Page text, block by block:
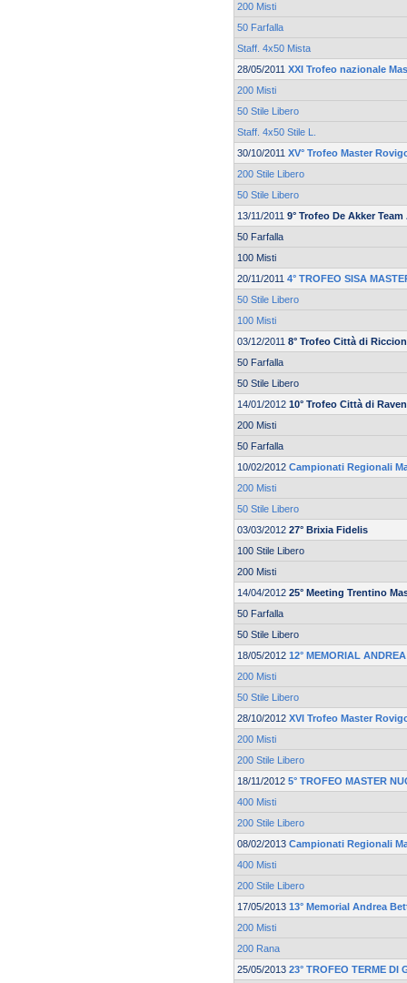
200 Misti
50 Farfalla
Staff. 4x50 Mista
28/05/2011 XXI Trofeo nazionale
200 Misti
50 Stile Libero
Staff. 4x50 Stile L.
30/10/2011 XV° Trofeo Master
200 Stile Libero
50 Stile Libero
13/11/2011 9° Trofeo De Akker Team
50 Farfalla
100 Misti
20/11/2011 4° TROFEO SISA
50 Stile Libero
100 Misti
03/12/2011 8° Trofeo Città di
50 Farfalla
50 Stile Libero
14/01/2012 10° Trofeo Città di
200 Misti
50 Farfalla
10/02/2012 Campionati Regionali
200 Misti
50 Stile Libero
03/03/2012 27° Brixia Fidelis
100 Stile Libero
200 Misti
14/04/2012 25° Meeting Trentino
50 Farfalla
50 Stile Libero
18/05/2012 12° MEMORIAL
200 Misti
50 Stile Libero
28/10/2012 XVI Trofeo Master
200 Misti
200 Stile Libero
18/11/2012 5° TROFEO MASTER
400 Misti
200 Stile Libero
08/02/2013 Campionati Regionali
400 Misti
200 Stile Libero
17/05/2013 13° Memorial Andrea
200 Misti
200 Rana
25/05/2013 23° TROFEO TERME DI